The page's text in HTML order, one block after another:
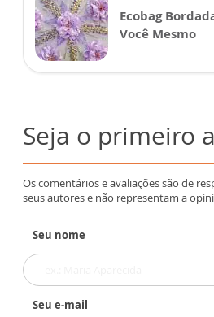
Ecobag
Você Mesmo
Seja o primeiro
Os comentários e avaliações são de
seus autores e não representam a
Seu nome
Seu e-mail